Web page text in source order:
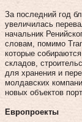
За последний год
увеличилась
начальник
словам, помимо
которые
складов,
для хранения и
молдавских
новых объектов
Европроекты